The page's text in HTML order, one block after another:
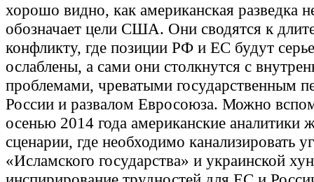
хорошо видно, как американская разведка
обозначает цели США. Они сводятся к
конфликту, где позиции РФ и ЕС будут
ослаблены, а сами они столкнутся с
проблемами, чреватыми государственным
России и развалом Евросоюза. Можно
осенью 2014 года американские аналитики
сценарии, где необходимо канализировать
«Исламского государства» и украинской